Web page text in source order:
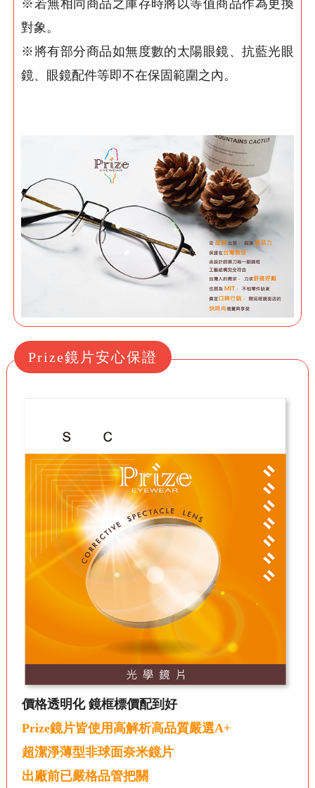
※若無相同商品之庫存時將以等值商品作為更換
對象。
※將有部分商品如無度數的太陽眼鏡、抗藍光眼
鏡、眼鏡配件等即不在保固範圍之內。
Prize鏡片安心保證
價格透明化 鏡框標價配到好
Prize鏡片皆使用高解析高品質嚴選A+
超潔淨薄型非球面奈米鏡片
出廠前已嚴格品管把關